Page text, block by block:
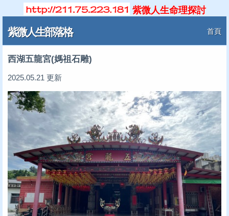
紫微人生命理探討
紫微人生部落格 首頁
西湖五龍宮(媽祖石雕)
2025.05.21 更新